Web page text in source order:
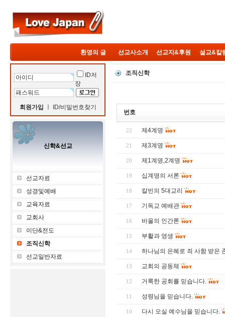
환영의 글 선교사소개 선교지&후원 설교&칼
ID저
장
회원가입 ID/비밀번호찾기
신학&선교
선교자료
성경및예배
교육자료
교회사
이단&전도
조직신학
선교일반자료
조직신학
번호
22 제4계명
21 제3계명
20 제1계명,2계명
19 십계명의 서론
18 칼빈의 5대교리
17 기독교 예배관
16 바울의 인간론
15 부활과 영생
14 하나님의 은혜로 죄 사함 받은
13 교회의 공동체
12 거룩한 공회를 믿습니다.
11 성령님을 믿습니다.
10 다시 오실 예수님을 믿습니다.